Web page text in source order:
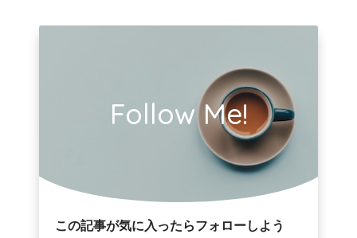
Follow Me!
この記事が気に入ったらフォローしよう